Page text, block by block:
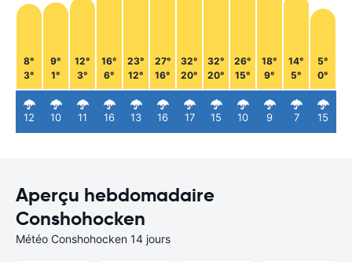
8°
3°
12
9°
1°
10
12°
3°
11
16°
6°
16
23°
12°
13
27°
16°
16
32°
20°
17
32°
20°
15
26°
15°
10
18°
9°
9
14°
5°
7
5°
0°
15
Aperçu hebdomadaire
Conshohocken
Météo Conshohocken 14 jours